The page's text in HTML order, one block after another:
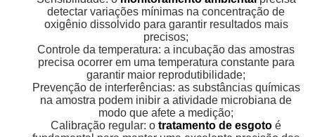
detectar variações mínimas na concentração de
oxigênio dissolvido para garantir resultados mais
precisos;
Controle da temperatura: a incubação das amostras
precisa ocorrer em uma temperatura constante para
garantir maior reprodutibilidade;
Prevenção de interferências: as substâncias químicas
na amostra podem inibir a atividade microbiana de
modo que afete a medição;
Calibração regular: o tratamento de esgoto é